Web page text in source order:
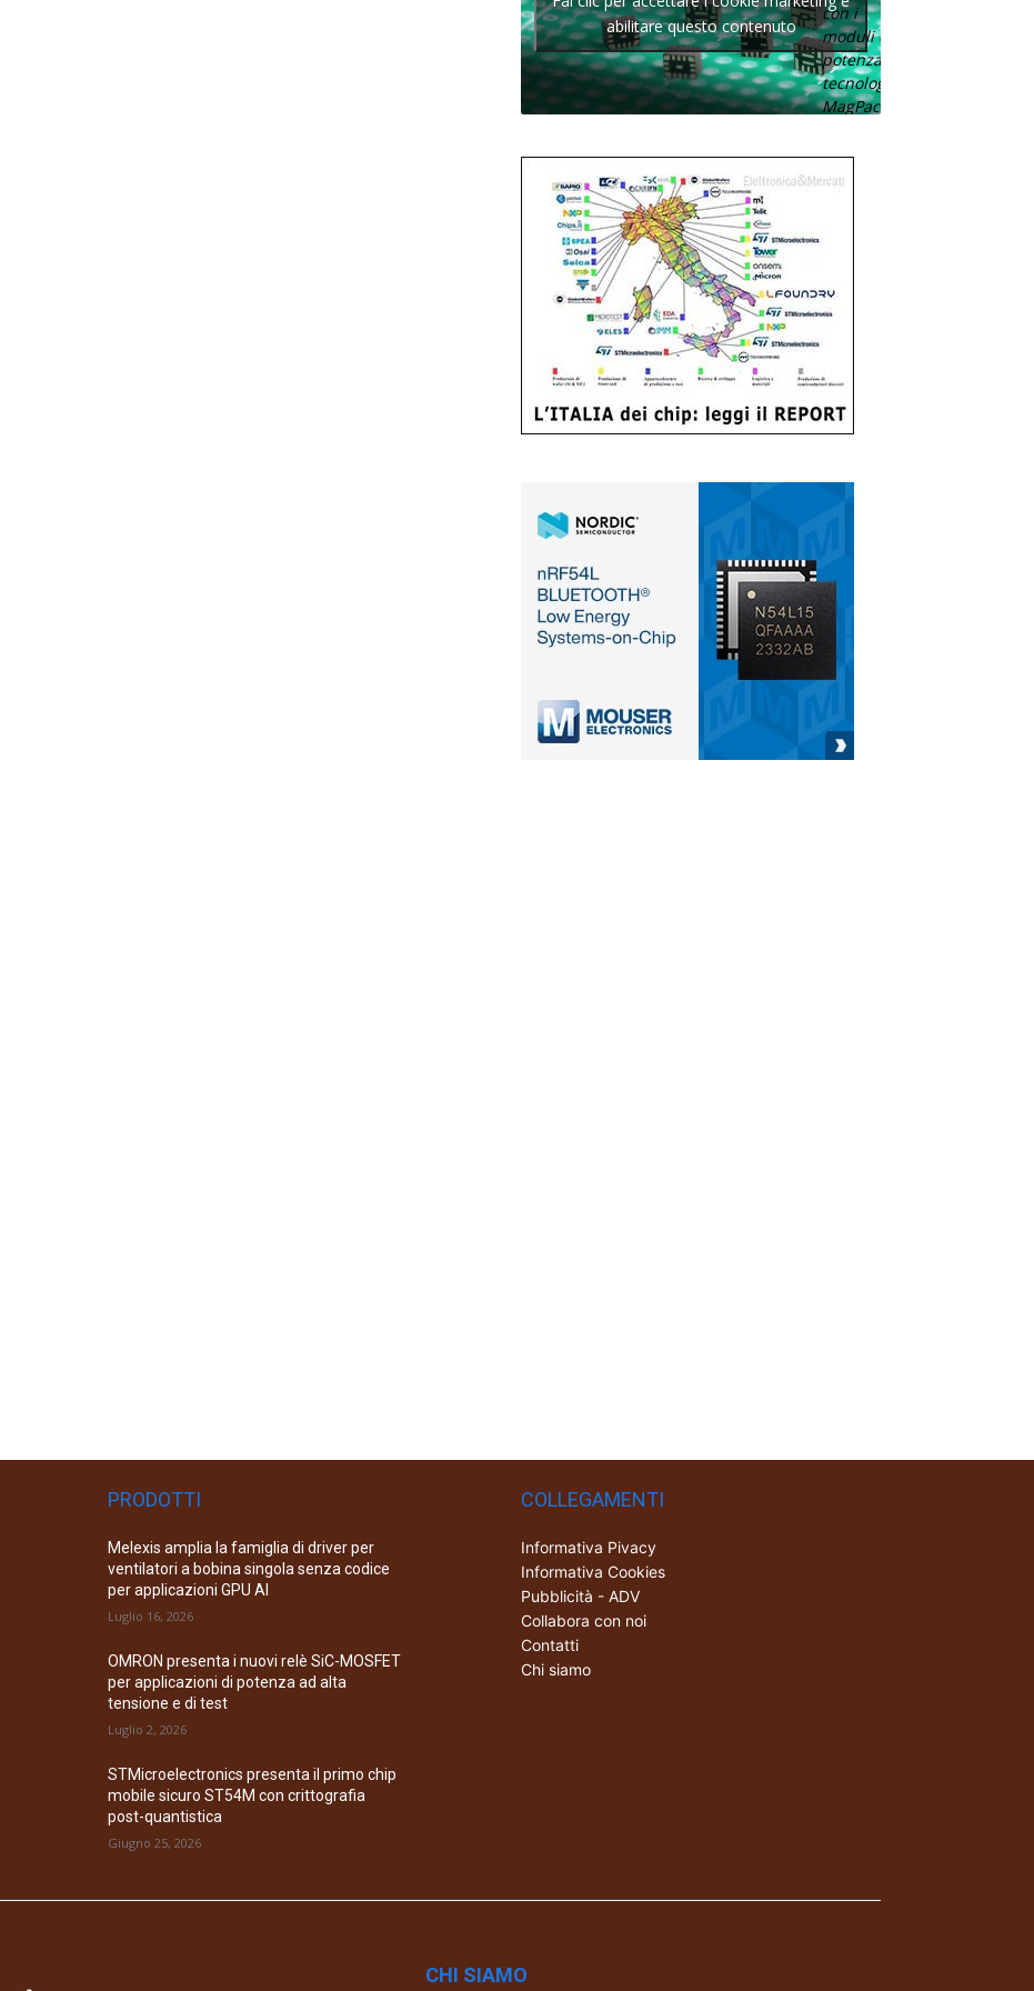
con i
moduli di
potenza con
tecnologia
MagPack.
abilitare questo contenuto
PRODOTTI
Melexis amplia la famiglia di driver per
ventilatori a bobina singola senza codice
per applicazioni GPU AI
Luglio 16, 2026
OMRON presenta i nuovi relè SiC-MOSFET
per applicazioni di potenza ad alta
tensione e di test
Luglio 2, 2026
STMicroelectronics presenta il primo chip
mobile sicuro ST54M con crittografia
post-quantistica
Giugno 25, 2026
COLLEGAMENTI
Informativa Pivacy
Informativa Cookies
Pubblicità - ADV
Collabora con noi
Contatti
Chi siamo
CHI SIAMO